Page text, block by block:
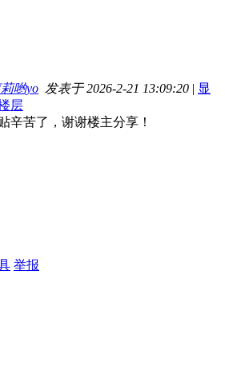
哟yo 发表于 2026-2-21 13:09:20 | 显
层
辛苦了，谢谢楼主分享！
举报